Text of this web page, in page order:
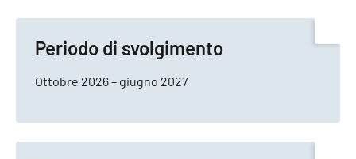
Periodo di svolgimento
Ottobre 2026 – giugno 2027